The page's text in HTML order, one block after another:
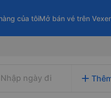
của tôiMở bán vé trên
Nhập ngày đi add